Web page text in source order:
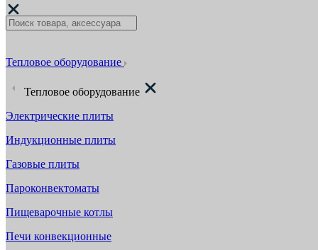
Тепловое оборудование
Тепловое оборудование
Электрические плиты
Индукционные плиты
Газовые плиты
Пароконвектоматы
Пищеварочные котлы
Печи конвекционные